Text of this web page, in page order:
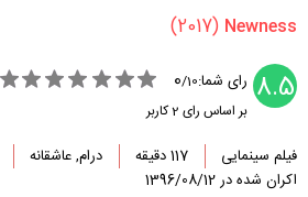
(2017)
8.5 رای شما: 0/10
بر اساس رای 2کاربر
فیلم سینمایی 117 دقیقه
درام, عاشقانه
اکران شده در 1396/08/12